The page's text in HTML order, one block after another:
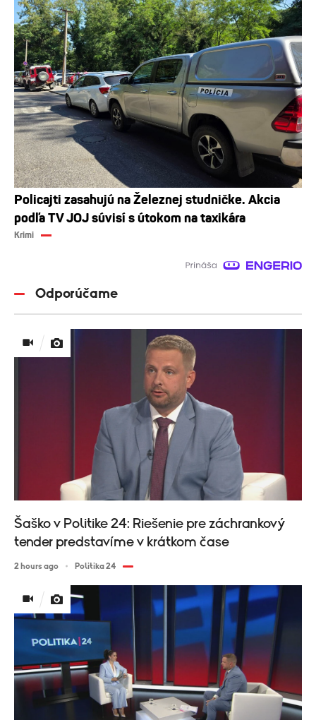
Policajti zasahujú na Železnej studničke. Akcia
podľa TV JOJ súvisí s útokom na taxikára
Krimi
Odporúčame
Šaško v Politike 24: Riešenie pre záchrankový
tender predstavíme v krátkom čase
2 hours ago Politika 24